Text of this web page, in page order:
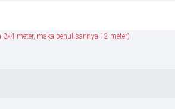
meter, maka penulisannya 12 meter)